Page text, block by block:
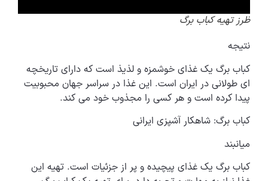
ظرز تهیه کباب برگ
نتیجه
کباب برگ یک غذای خوشمزه و لذیذ است که دارای تاریخچه
ای طولانی در ایران است. این غذا در سراسر جهان محبوبیت
پیدا کرده است و هر کسی را مجذوب خود می کند.
کباب برگ: شاهکار آشپزی ایرانی
میانبند
کباب برگ یک غذای پیچیده و پر از جزئیات است. تهیه این